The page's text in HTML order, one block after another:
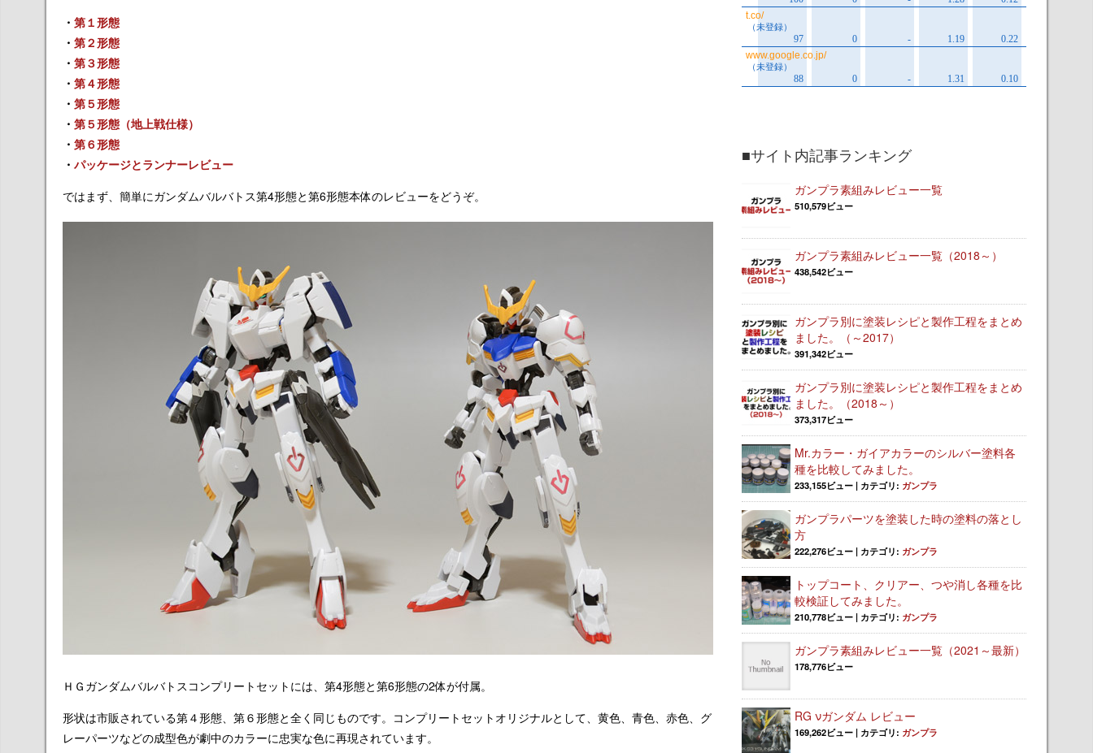
・ 第１形態
・ 第２形態
・ 第３形態
・ 第４形態
・ 第５形態
・ 第５形態（地上戦仕様）
・ 第６形態
・ パッケージとランナーレビュー
ではまず、簡単にガンダムバルバトス第4形態と第6形態本体のレビューをどうぞ。
ＨＧガンダムバルバトスコンプリートセットには、第4形態と第6形態の2体が付属。
形状は市販されている第４形態、第６形態と全く同じものです。コンプリートセットオリジナルとして、黄色、青色、赤色、グ
レーパーツなどの成型色が劇中のカラーに忠実な色に再現されています。
■サイト内記事ランキング
ガンプラ素組みレビュー一覧
510,579ビュー
ガンプラ素組みレビュー一覧（2018～）
438,542ビュー
ガンプラ別に塗装レシピと製作工程をまとめ
ました。（～2017）
391,342ビュー
ガンプラ別に塗装レシピと製作工程をまとめ
ました。（2018～）
373,317ビュー
Mr.カラー・ガイアカラーのシルバー塗料各
種を比較してみました。
233,155ビュー | カテゴリ: ガンプラ
ガンプラパーツを塗装した時の塗料の落とし
方
222,276ビュー | カテゴリ: ガンプラ
トップコート、クリアー、つや消し各種を比
較検証してみました。
210,778ビュー | カテゴリ: ガンプラ
ガンプラ素組みレビュー一覧（2021～最新）
178,776ビュー
RG νガンダム レビュー
169,262ビュー | カテゴリ: ガンプラ